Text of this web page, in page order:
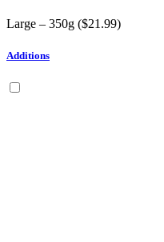
Large – 350g ($21.99)
Additions